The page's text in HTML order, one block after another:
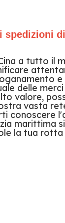
spedizioni
a tutto il
delle merci
valore,
vasta
conoscere
marittima
la tua rotta